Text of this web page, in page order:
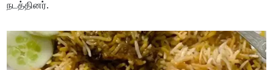
நடத்தினர்.